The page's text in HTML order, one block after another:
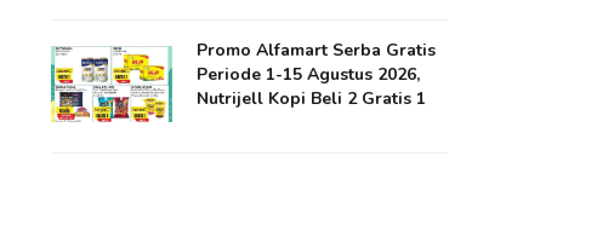
Promo Alfamart Serba Gratis
Periode 1-15 Agustus 2026,
Nutrijell Kopi Beli 2 Gratis 1